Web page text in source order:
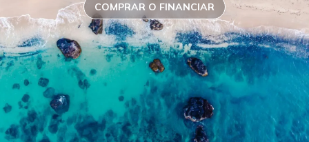
COMPRAR O FINANCIAR